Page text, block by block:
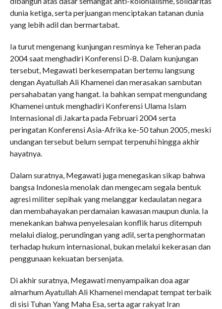
dunia ketiga, serta perjuangan menciptakan tatanan dunia
yang lebih adil dan bermartabat.
Ia turut mengenang kunjungan resminya ke Teheran pada
2004 saat menghadiri Konferensi D-8. Dalam kunjungan
tersebut, Megawati berkesempatan bertemu langsung
dengan Ayatullah Ali Khamenei dan merasakan sambutan
persahabatan yang hangat. Ia bahkan sempat mengundang
Khamenei untuk menghadiri Konferensi Ulama Islam
Internasional di Jakarta pada Februari 2004 serta
peringatan Konferensi Asia-Afrika ke-50 tahun 2005, meski
undangan tersebut belum sempat terpenuhi hingga akhir
hayatnya.
Dalam suratnya, Megawati juga menegaskan sikap bahwa
bangsa Indonesia menolak dan mengecam segala bentuk
agresi militer sepihak yang melanggar kedaulatan negara
dan membahayakan perdamaian kawasan maupun dunia. Ia
menekankan bahwa penyelesaian konflik harus ditempuh
melalui dialog, perundingan yang adil, serta penghormatan
terhadap hukum internasional, bukan melalui kekerasan dan
penggunaan kekuatan bersenjata.
Di akhir suratnya, Megawati menyampaikan doa agar
almarhum Ayatullah Ali Khamenei mendapat tempat terbaik
di sisi Tuhan Yang Maha Esa, serta agar rakyat Iran